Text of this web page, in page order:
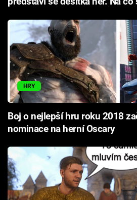
HRY
Boj o nejlepší hru roku 2018
nominace na herní Oscary